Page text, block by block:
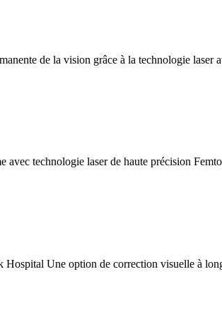
de la vision grâce à la technologie
technologie laser de haute précision
Une option de correction visuelle à